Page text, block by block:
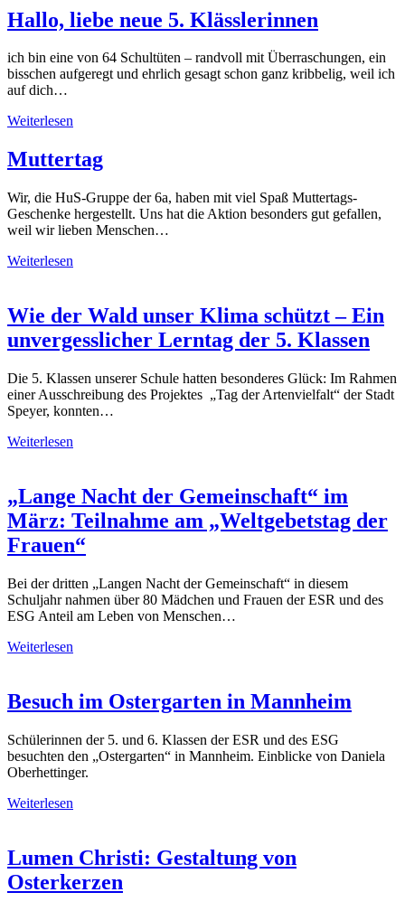
Hallo, liebe neue 5. Klässlerinnen
ich bin eine von 64 Schultüten – randvoll mit Überraschungen, ein
bisschen aufgeregt und ehrlich gesagt schon ganz kribbelig, weil ich
auf dich…
Weiterlesen
Muttertag
Wir, die HuS-Gruppe der 6a, haben mit viel Spaß Muttertags-
Geschenke hergestellt. Uns hat die Aktion besonders gut gefallen,
weil wir lieben Menschen…
Weiterlesen
Wie der Wald unser Klima schützt – Ein
unvergesslicher Lerntag der 5. Klassen
Die 5. Klassen unserer Schule hatten besonderes Glück: Im Rahmen
einer Ausschreibung des Projektes „Tag der Artenvielfalt“ der Stadt
Speyer, konnten…
Weiterlesen
„Lange Nacht der Gemeinschaft“ im
März: Teilnahme am „Weltgebetstag der
Frauen“
Bei der dritten „Langen Nacht der Gemeinschaft“ in diesem
Schuljahr nahmen über 80 Mädchen und Frauen der ESR und des
ESG Anteil am Leben von Menschen…
Weiterlesen
Besuch im Ostergarten in Mannheim
Schülerinnen der 5. und 6. Klassen der ESR und des ESG
besuchten den „Ostergarten“ in Mannheim. Einblicke von Daniela
Oberhettinger.
Weiterlesen
Lumen Christi: Gestaltung von
Osterkerzen